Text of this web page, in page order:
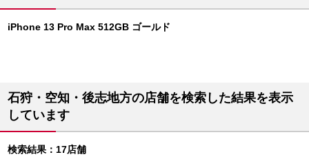
iPhone 13 Pro Max 512GB ゴールド
石狩・空知・後志地方の店舗を検索した結果を表示
しています
検索結果：17店舗